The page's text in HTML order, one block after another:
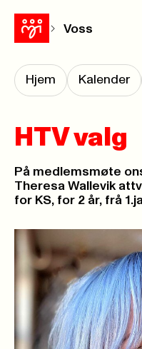
Voss
Hjem Kalender
HTV valg
På medlemsmøte
Theresa Wallevik
for KS, for 2 år, frå